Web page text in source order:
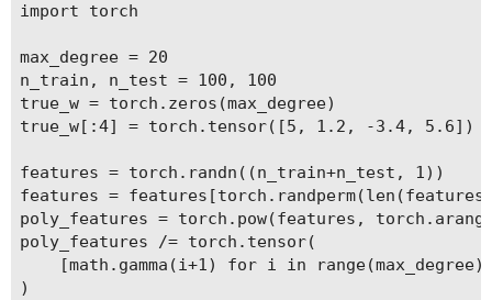
import torch
max_degree = 20
n_train, n_test = 100, 100
true_w = torch.zeros(max_degree)
true_w[:4] = torch.tensor([5, 1.2, -3.4, 5.6])
features = torch.randn((n_train+n_test, 1))
features =
poly_features = torch.pow(features,
poly_features /= torch.tensor(
[math.gamma(i+1) for i in
)